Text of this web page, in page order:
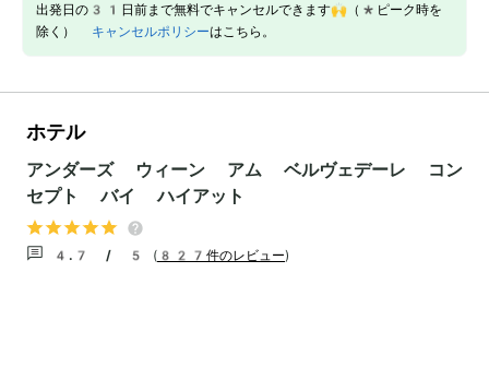
出発日の31日前まで無料でキャンセルできます🙌（*ピーク時を
除く） キャンセルポリシーはこちら。
ホテル
アンダーズ ウィーン アム ベルヴェデーレ コン
セプト バイ ハイアット
4.7 / 5 ( 827件のレビュー)